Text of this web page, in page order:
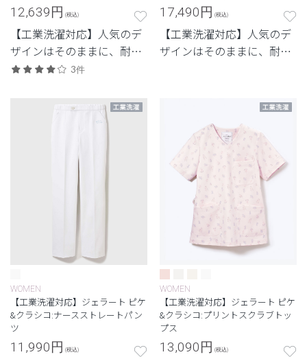
12,639円 (税込)
【工業洗濯対応】人気のデ
ザインはそのままに、耐久
性を兼ね備えたモデル
3件
17,490円 (税込)
【工業洗濯対応】人気のデ
ザインはそのままに、耐久
WOMEN
【工業洗濯対応】ジェラート ピケ
&クラシコ:ナースストレートパン
ツ
11,990円 (税込)
WOMEN
【工業洗濯対応】ジェラート ピケ
&クラシコ:プリントスクラブトッ
プス
13,090円 (税込)